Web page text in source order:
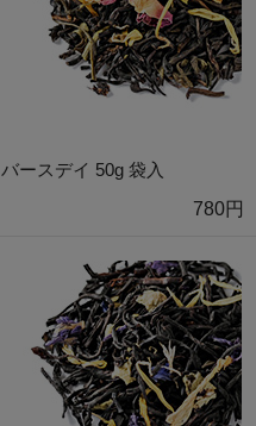
バースデイ 50g 袋入
780円